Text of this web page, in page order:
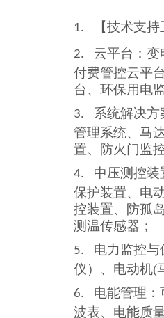
1. 【技术支持
2. 云平台 ：
付费管控云平
台、环保用电
3.
系统解决
管理系统、马
置、防火门监
4.
中压测控
保护装置、电
控装置、防孤
测温传感器 ；
5.
电力监控
仪）、电动机(
6.
电能管理
波表、电能质